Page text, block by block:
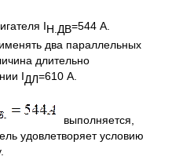
IН.ДВ=544 А.
два параллельных
длительно
IДЛ=610 А.
выполняется,
удовлетворяет условию